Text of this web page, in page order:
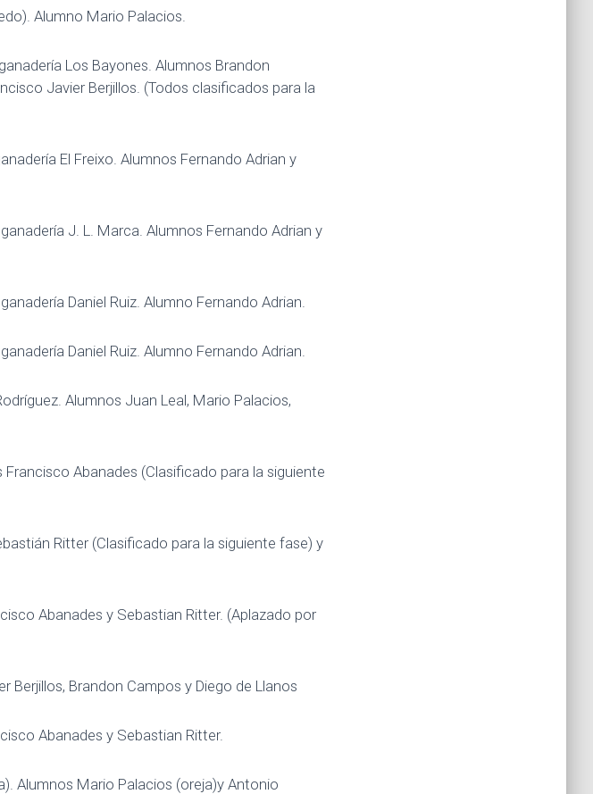
Alumno Mario Palacios.
Los Bayones. Alumnos Brandon
Javier Berjillos. (Todos clasificados para la
El Freixo. Alumnos Fernando Adrian y
J. L. Marca. Alumnos Fernando Adrian y
Daniel Ruiz. Alumno Fernando Adrian.
Daniel Ruiz. Alumno Fernando Adrian.
Alumnos Juan Leal, Mario Palacios,
Francisco Abanades (Clasificado para la siguiente
Ritter (Clasificado para la siguiente fase) y
Abanades y Sebastian Ritter. (Aplazado por
Berjillos, Brandon Campos y Diego de Llanos
Abanades y Sebastian Ritter.
Alumnos Mario Palacios (oreja)y Antonio